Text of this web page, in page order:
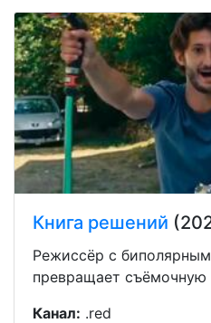
Книга решений
Режиссёр с
превращает съёмочную
Канал: .red